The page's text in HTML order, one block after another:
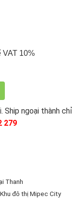
10%
- SF số lượng
Ship ngoại thành chỉ
279
Thanh
đô thị Mipec City